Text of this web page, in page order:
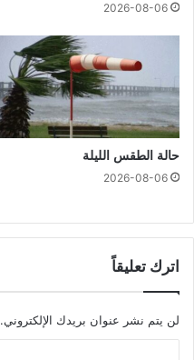
2026-08-06
حالة الطقس الليلة
2026-08-06
اترك تعليقاً
لن يتم نشر عنوان بريدك الإلكتروني.